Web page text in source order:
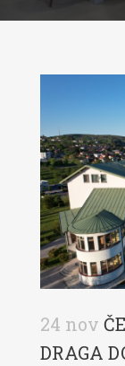
24 nov
DRAGA